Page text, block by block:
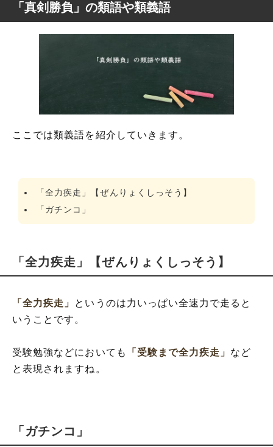
「真剣勝負」の類語や類義語
ここでは類義語を紹介していきます。
「全力疾走」【ぜんりょくしっそう】
「ガチンコ」
「全力疾走」【ぜんりょくしっそう】
「全力疾走」 というのは力いっぱい全速力で走ると
いうことです。
受験勉強などにおいても 「受験まで全力疾走」 など
と表現されますね。
「ガチンコ」